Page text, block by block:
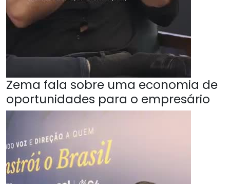
Zema fala sobre uma economia de
oportunidades para o empresário